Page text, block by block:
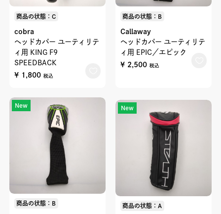
商品の状態：C
cobra
ヘッドカバー ユーティリテ
ィ用 KING F9
SPEEDBACK
¥ 1,800 税込
商品の状態：B
Callaway
ヘッドカバー ユーティリテ
ィ用 EPIC／エピック
¥ 2,500 税込
New
商品の状態：B
New
商品の状態：A